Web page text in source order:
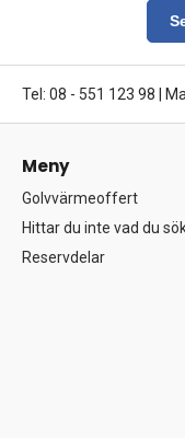
Tel: 08 - 551 123 98
Meny
Golvvärmeoffert
Hittar du inte vad du
Reservdelar